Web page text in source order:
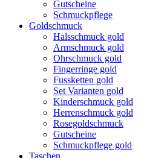
Gutscheine
Schmuckpflege
Goldschmuck
Halsschmuck gold
Armschmuck gold
Ohrschmuck gold
Fingerringe gold
Fussketten gold
Set Varianten gold
Kinderschmuck gold
Herrenschmuck gold
Rosegoldschmuck
Gutscheine
Schmuckpflege gold
Taschen